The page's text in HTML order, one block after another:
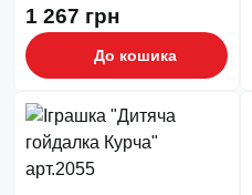
1 267 грн
До кошика